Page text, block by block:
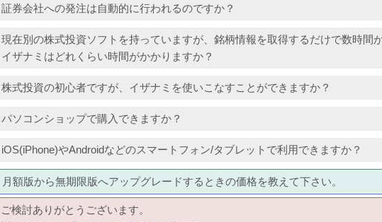
証券会社への発注は自動的に行われるのですか？
現在別の株式投資ソフトを持っていますが、銘柄情報を取得するだけで数時間か
イザナミはどれくらい時間がかかりますか？
株式投資の初心者ですが、イザナミを使いこなすことができますか？
パソコンショップで購入できますか？
iOS(iPhone)やAndroidなどのスマートフォン/タブレットで利用できますか？
月額版から無期限版へアップグレードするときの価格を教えて下さい。
ご検討ありがとうございます。